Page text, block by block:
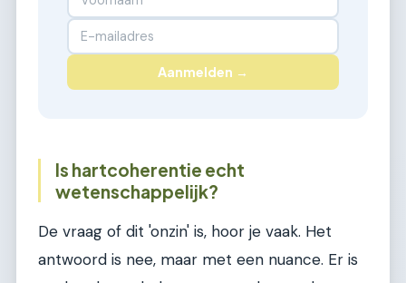
Aanmelden →
Is hartcoherentie echt
wetenschappelijk?
De vraag of dit 'onzin' is, hoor je vaak. Het
antwoord is nee, maar met een nuance. Er is